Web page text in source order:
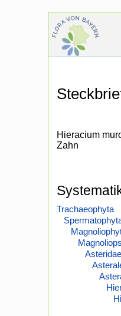
Hieracium
Zahn
Trachaeophyta